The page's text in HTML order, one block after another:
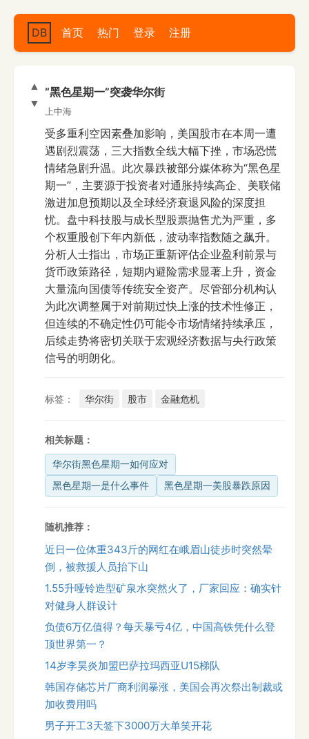
DB 首页 热门 登录 注册
▲
▼
“黑色星期一”突袭华尔街
上中海
受多重利空因素叠加影响，美国股市在本周一遭
遇剧烈震荡，三大指数全线大幅下挫，市场恐慌
情绪急剧升温。此次暴跌被部分媒体称为“黑色星
期一”，主要源于投资者对通胀持续高企、美联储
激进加息预期以及全球经济衰退风险的深度担
忧。盘中科技股与成长型股票抛售尤为严重，多
个权重股创下年内新低，波动率指数随之飙升。
分析人士指出，市场正重新评估企业盈利前景与
货币政策路径，短期内避险需求显著上升，资金
大量流向国债等传统安全资产。尽管部分机构认
为此次调整属于对前期过快上涨的技术性修正，
但连续的不确定性仍可能令市场情绪持续承压，
后续走势将密切关联于宏观经济数据与央行政策
信号的明朗化。
标签： 华尔街 股市 金融危机
相关标题：
华尔街黑色星期一如何应对
黑色星期一是什么事件
黑色星期一美股暴跌原因
随机推荐：
近日一位体重343斤的网红在峨眉山徒步时突然晕
倒，被救援人员抬下山
1.55升哑铃造型矿泉水突然火了，厂家回应：确实针
对健身人群设计
负债6万亿值得？每天暴亏4亿，中国高铁凭什么登
顶世界第一？
14岁李昊炎加盟巴萨拉玛西亚U15梯队
韩国存储芯片厂商利润暴涨，美国会再次祭出制裁或
加收费用吗
男子开工3天签下3000万大单笑开花